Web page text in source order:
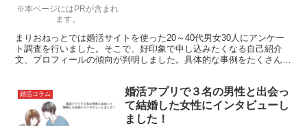
※本ページにはPRが含まれ
ます。
まりおねっとでは婚活サイトを使った20～40代男女30人にアンケー
ト調査を行いました。そこで、好印象で申し込みたくなる自己紹介
文、プロフィールの傾向が判明しました。具体的な事例をたくさん紹
婚活コラム
婚活アプリで３名の男性と出会っ
て結婚した女性にインタビューし
ました！